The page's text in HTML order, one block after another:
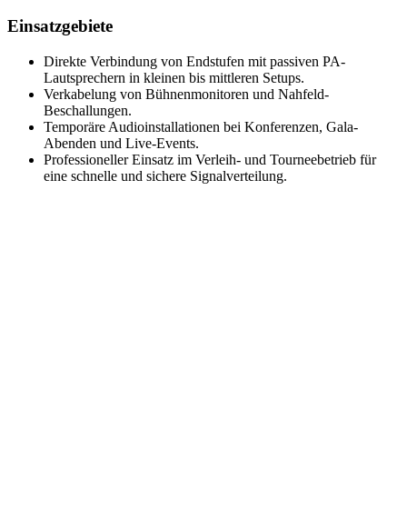
Einsatzgebiete
Direkte Verbindung von Endstufen mit passiven PA-
Lautsprechern in kleinen bis mittleren Setups.
Verkabelung von Bühnenmonitoren und Nahfeld-
Beschallungen.
Temporäre Audioinstallationen bei Konferenzen, Gala-
Abenden und Live-Events.
Professioneller Einsatz im Verleih- und Tourneebetrieb für
eine schnelle und sichere Signalverteilung.